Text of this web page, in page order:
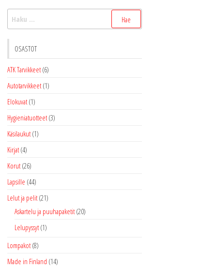
Haku:
OSASTOT
ATK Tarvikkeet (6)
Autotarvikkeet (1)
Elokuvat (1)
Hygieniatuotteet (3)
Käsilaukut (1)
Kirjat (4)
Korut (26)
Lapsille (44)
Lelut ja pelit (21)
Askartelu ja puuhapaketit (20)
Lelupyssyt (1)
Lompakot (8)
Made in Finland (14)